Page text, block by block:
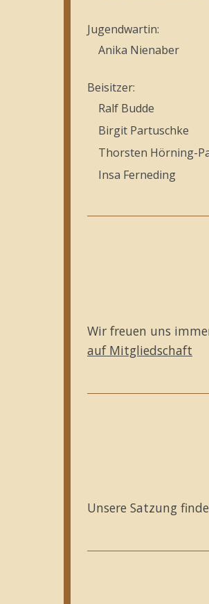
Jugendwartin:
Anika Nienaber
Beisitzer:
Ralf Budde
Birgit Partuschke
Thorsten Hörning-
Insa Ferneding
Wir freuen uns
auf Mitgliedschaft
Unsere Satzung